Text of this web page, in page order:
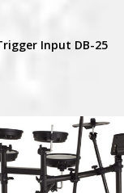
Input DB-25